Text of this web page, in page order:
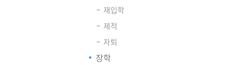
재입학
제적
자퇴
장학